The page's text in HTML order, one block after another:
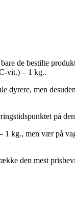
de bestilte
vit.) – 1 kg..
dyrere, men
på
1 kg., men vær på
den mest